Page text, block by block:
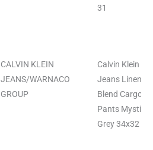
31
CALVIN KLEIN
JEANS/WARNACO
GROUP
Calvin Klein
Jeans Linen-
Blend Cargo
Pants Mystic
Grey 34x32